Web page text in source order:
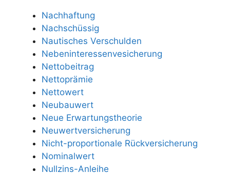
Nachhaftung
Nachschüssig
Nautisches Verschulden
Nebeninteressenvesicherung
Nettobeitrag
Nettoprämie
Nettowert
Neubauwert
Neue Erwartungstheorie
Neuwertversicherung
Nicht-proportionale Rückversicherung
Nominalwert
Nullzins-Anleihe